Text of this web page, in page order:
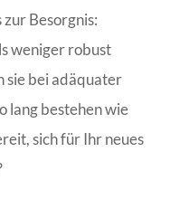
Besorgnis:
weniger robust
sie bei adäquater
lang bestehen wie
sich für Ihr neues